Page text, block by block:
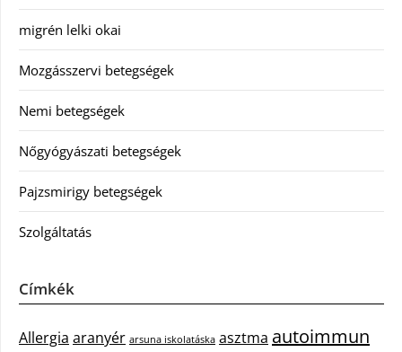
migrén lelki okai
Mozgásszervi betegségek
Nemi betegségek
Nőgyógyászati betegségek
Pajzsmirigy betegségek
Szolgáltatás
Címkék
Allergia aranyér arsuna iskolatáska asztma autoimmun